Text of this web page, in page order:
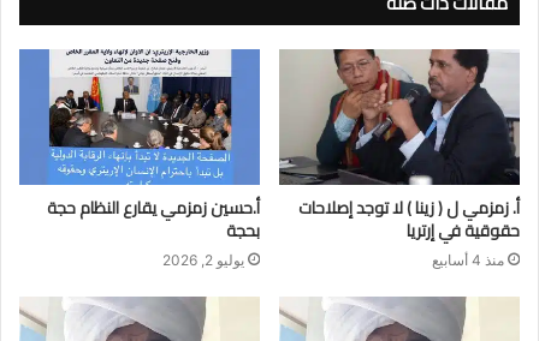
أ. زمزمي ل ( زينا ) لا توجد إصلاحات
حقوقية في إرتريا
منذ 4 أسابيع
أ.حسين زمزمي يقارع النظام حجة
بحجة
يوليو 2, 2026